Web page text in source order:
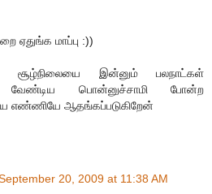
ஏதுங்க மாப்பு :))
இன்னும் பலநாட்கள்
வேண்டிய பொன்னுச்சாமி போன்ற
எண்ணியே ஆதங்கப்படுகிறேன்
20, 2009 at 11:38 AM